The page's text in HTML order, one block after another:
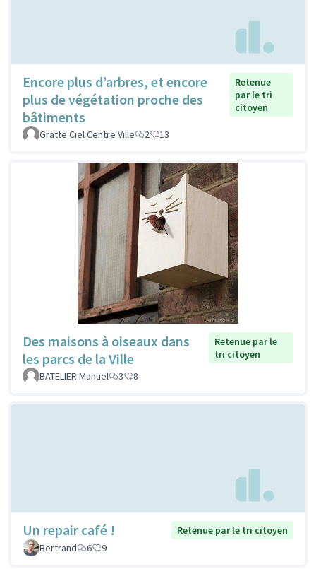
Encore plus d’arbres, et encore
plus de végétation proche des
bâtiments
Retenue
par le tri
citoyen
Gratte Ciel Centre Ville 2 13
Des maisons à oiseaux dans
les parcs de la Ville
Retenue par le
tri citoyen
BATELIER Manuel
3 8
Un repair café !
Retenue par le tri citoyen
Bertrand
6 9